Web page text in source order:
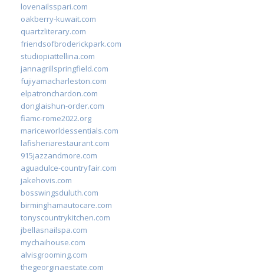
lovenailsspari.com
oakberry-kuwait.com
quartzliterary.com
friendsofbroderickpark.com
studiopiattellina.com
jannagrillspringfield.com
fujiyamacharleston.com
elpatronchardon.com
donglaishun-order.com
fiamc-rome2022.org
mariceworldessentials.com
lafisheriarestaurant.com
915jazzandmore.com
aguadulce-countryfair.com
jakehovis.com
bosswingsduluth.com
birminghamautocare.com
tonyscountrykitchen.com
jbellasnailspa.com
mychaihouse.com
alvisgrooming.com
thegeorginaestate.com